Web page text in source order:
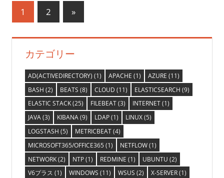
投
ビ
ゲ
ー
シ
ョ
ン
1 2
次
の
記
事
»
カテゴリー
AD(ACTIVEDIRECTORY) (1) APACHE (1) AZURE (11)
BASH (2) BEATS (8) CLOUD (11) ELASTICSEARCH (9)
ELASTIC STACK(25) FILEBEAT(3) INTERNET(1)
JAVA(3) KIBANA(9) LDAP(1) LINUX(5)
LOGSTASH (5) METRICBEAT(4)
MICROSOFT365/OFFICE365(1) NETFLOW(1)
NETWORK(2) NTP(1) REDMINE (1) UBUNTU (2)
V6プラス (1) WINDOWS (11) WSUS (2) X-SERVER(1)